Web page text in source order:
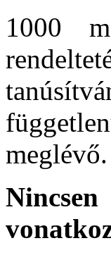
1000
meglévő.